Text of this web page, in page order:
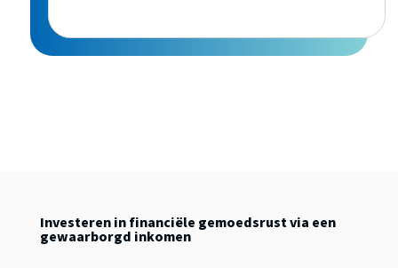
Investeren in financiële gemoedsrust via een
gewaarborgd inkomen